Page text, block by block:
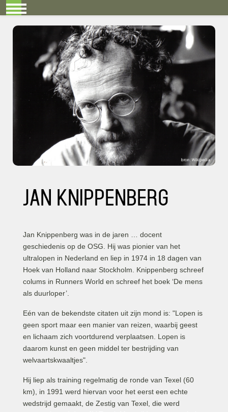
Mobile Menu Toggle
Jan Knippenberg
Jan Knippenberg was in de jaren … docent
geschiedenis op de OSG. Hij was pionier van het
ultralopen in Nederland en liep in 1974 in 18 dagen van
Hoek van Holland naar Stockholm. Knippenberg schreef
colums in Runners World en schreef het boek ‘De mens
als duurloper’.
Eén van de bekendste citaten uit zijn mond is: "Lopen is
geen sport maar een manier van reizen, waarbij geest
en lichaam zich voortdurend verplaatsen. Lopen is
daarom kunst en geen middel ter bestrijding van
welvaartskwaaltjes".
Hij liep als training regelmatig de ronde van Texel (60
km), in 1991 werd hiervan voor het eerst een echte
wedstrijd gemaakt, de Zestig van Texel, die werd